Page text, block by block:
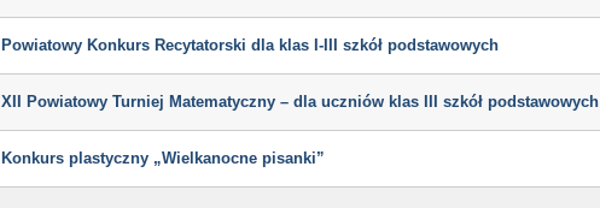
regulamin
zagadnienia
sprawozdanie
Powiatowy Konkurs Recytatorski dla klas I-III szkół podstawowych
regulamin – szkoły miejskie
regulamin – szkoły zamiejscowe
Protokół z przebiegu II etapu – szkoły miejskie
Protokół z przebiegu II etapu – szkoły zamiejscowe
XII Powiatowy Turniej Matematyczny – dla uczniów klas III szkół podstawowych
pismo przewodnie
regulamin
terminy
sprawozdanie
Konkurs plastyczny „Wielkanocne pisanki”
sprawozdanie